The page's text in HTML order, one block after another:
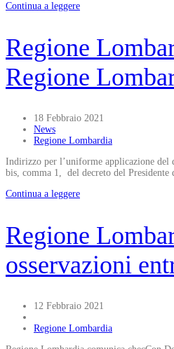
Continua a leggere
Regione
Regione
18 Febbraio 2021
News
Regione Lombardia
Indirizzo per l’uniforme applicazione
bis, comma 1, del decreto del Presidente
Continua a leggere
Regione
osservazioni
12 Febbraio 2021
Regione Lombardia